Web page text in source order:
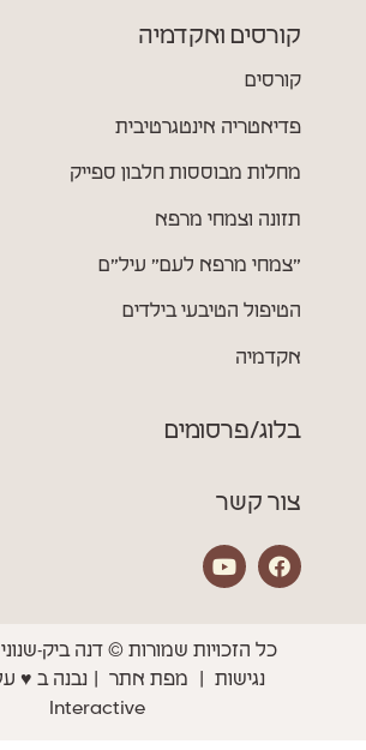
קורסים ואקדמיה
קורסים
פדיאטריה אינטגרטיבית
מחלות מבוססות חלבון ספייק
תזונה וצמחי מרפא
״צמחי מרפא לעם״ עיל״ם
הטיפול הטיבעי בילדים
אקדמיה
בלוג/פרסומים
צור קשר
כל הזכויות שמורות © דנה ביק-שנוני 2023 |
נגישות| מפת אתר| נבנה ב ♥ על
Interactive